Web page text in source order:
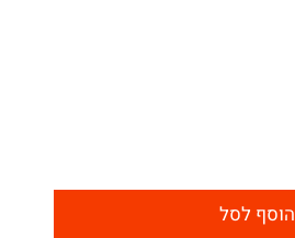
הוסף לסל